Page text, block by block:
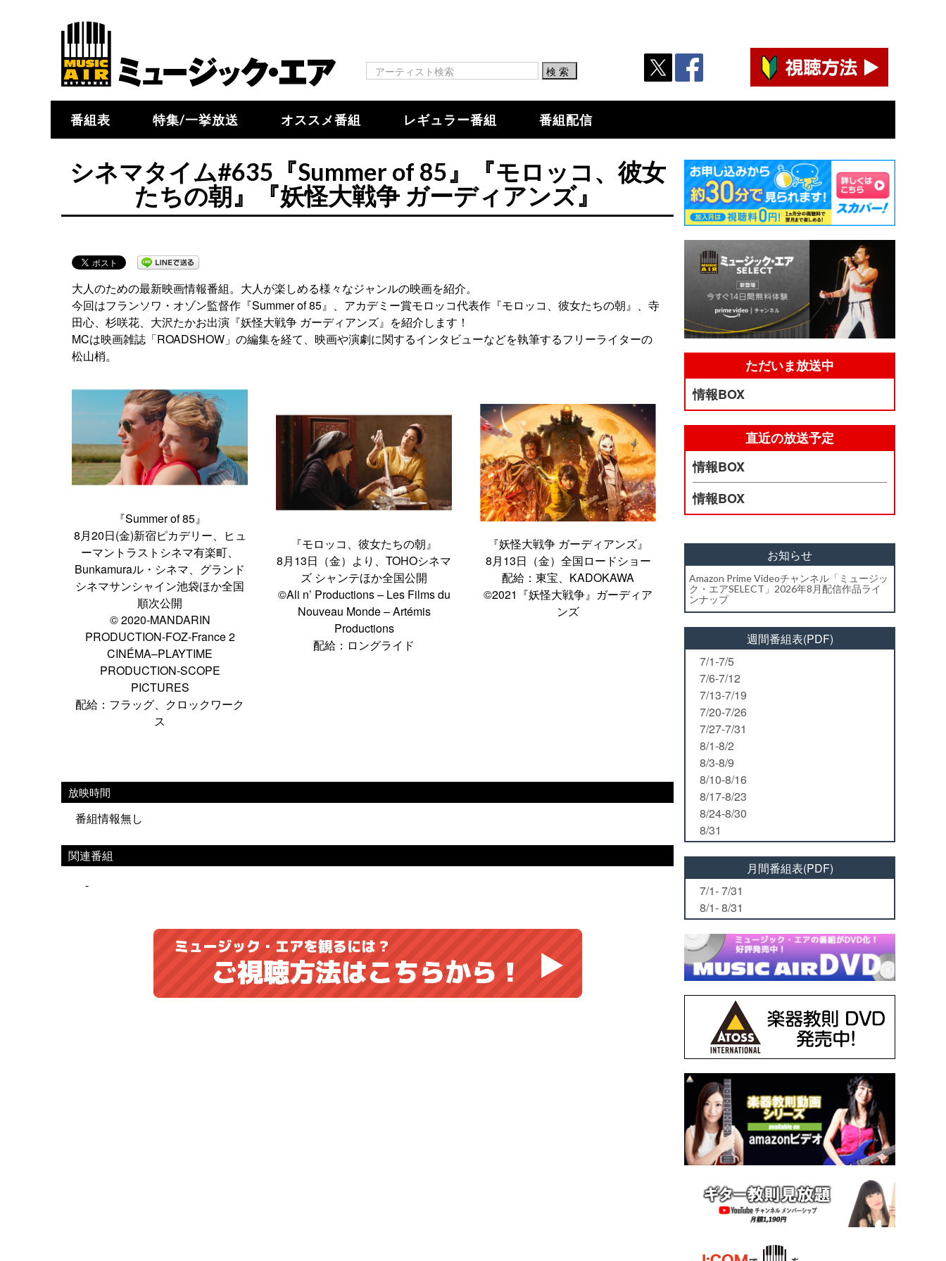
番組表 特集/一挙放送 オススメ番組 レギュラー番組 番組配信
シネマタイム#635『Summer of 85』『モロッコ、彼女
たちの朝』『妖怪大戦争 ガーディアンズ』
大人のための最新映画情報番組。大人が楽しめる様々なジャンルの映画を紹介。
今回はフランソワ・オゾン監督作『Summer of 85』、アカデミー賞モロッコ代表作『モロッコ、彼女たちの朝』、寺
田心、杉咲花、大沢たかお出演『妖怪大戦争 ガーディアンズ』を紹介します！
MCは映画雑誌「ROADSHOW」の編集を経て、映画や演劇に関するインタビューなどを執筆するフリーライターの
松山梢。
『Summer of 85』
8月20日(金)新宿ピカデリー、ヒュ
ーマントラストシネマ有楽町、
Bunkamuraル・シネマ、グランド
シネマサンシャイン池袋ほか全国
順次公開
© 2020-MANDARIN
PRODUCTION-FOZ-France 2
CINÉMA–PLAYTIME
PRODUCTION-SCOPE
PICTURES
配給：フラッグ、クロックワーク
ス
『モロッコ、彼女たちの朝』
8月13日（金）より、TOHOシネマ
ズ シャンテほか全国公開
©Ali n’ Productions – Les Films du
Nouveau Monde – Artémis
Productions
配給：ロングライド
『妖怪大戦争 ガーディアンズ』
8月13日（金）全国ロードショー
配給：東宝、KADOKAWA
©2021『妖怪大戦争』ガーディア
ンズ
放映時間
番組情報無し
関連番組
-
ただいま放送中
情報BOX
直近の放送予定
情報BOX
情報BOX
お知らせ
Amazon Prime Videoチャンネル「ミュージッ
ク・エアSELECT」2026年8月配信作品ライ
ンナップ
週間番組表(PDF)
7/1-7/5
7/6-7/12
7/13-7/19
7/20-7/26
7/27-7/31
8/1-8/2
8/3-8/9
8/10-8/16
8/17-8/23
8/24-8/30
8/31
月間番組表(PDF)
7/1- 7/31
8/1- 8/31